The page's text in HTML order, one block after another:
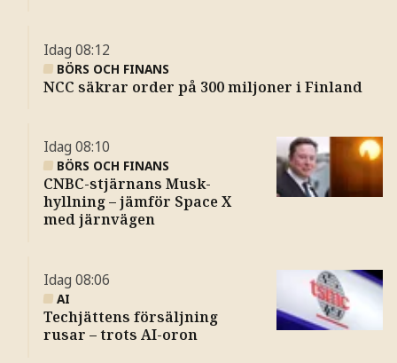
Idag 08:12
BÖRS OCH FINANS
NCC säkrar order på 300 miljoner i Finland
Idag 08:10
BÖRS OCH FINANS
CNBC-stjärnans Musk-
hyllning – jämför Space X
med järnvägen
Idag 08:06
AI
Techjättens försäljning
rusar – trots AI-oron